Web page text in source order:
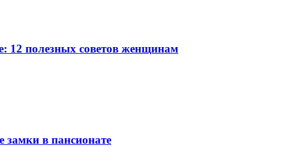
12 полезных советов женщинам
замки в пансионате